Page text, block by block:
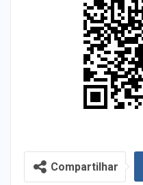
Compartilhar